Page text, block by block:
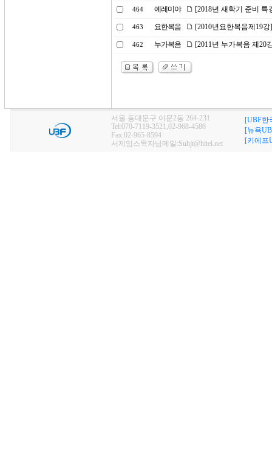
464 예레미야 [2018년 새학기 준비
463 요한복음 [2010년요한복음제19
462 누가복음 [2011년 누가복음 제20
서울 동대문구 이문2동 264-231
Tel:070-7119-3521,02-968-4586
Fax:02-965-8594
서제임스목자님메일:Suhjt@hitel.net
[UBF한
[뉴욕
[키에프